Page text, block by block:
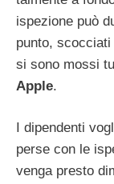
ispezione può
punto,
si sono mossi
Apple.
I dipendenti
perse con le
venga presto